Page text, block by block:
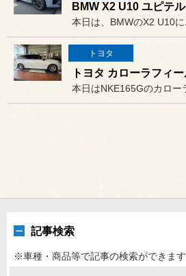
トヨタ
記事検索
※車種・商品等で記事の検索ができます